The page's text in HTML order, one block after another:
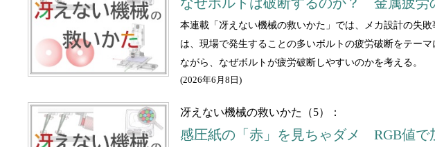
なぜボルトは破断するのか？ 金属疲労
本連載「冴えない機械の救いかた」では、メカ設計の失
は、現場で発生することの多いボルトの疲労破断をテー
ながら、なぜボルトが疲労破断しやすいのかを考える。
(2026年6月8日 )
冴えない機械の救いかた（5）：
感圧紙の「赤」を見ちゃダメ RGB値で